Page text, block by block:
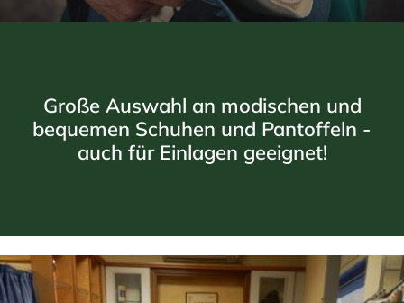
Große Auswahl an modischen und
bequemen Schuhen und Pantoffeln -
auch für Einlagen geeignet!